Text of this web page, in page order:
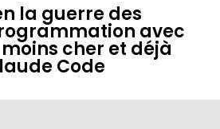
la guerre des
avec
moins cher et déjà
Code